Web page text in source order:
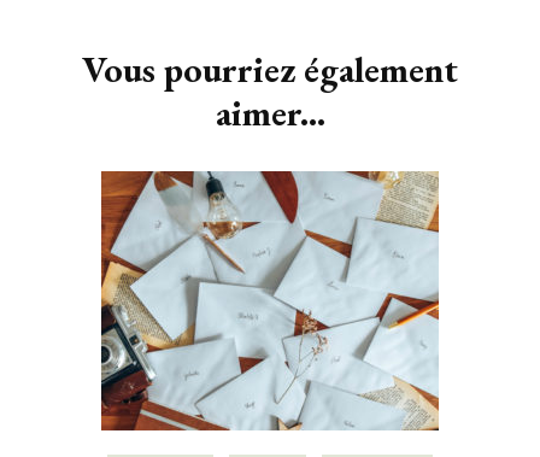
Vous pourriez également
aimer...